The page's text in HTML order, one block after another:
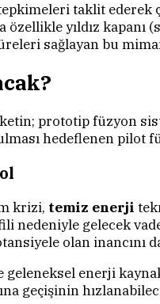
tepkimeleri taklit
özellikle yıldız
sağlayan bu
prototip füzyon
hedeflenen
krizi, temiz enerji
nedeniyle gelecek
olan inancını
enerji
geçişinin